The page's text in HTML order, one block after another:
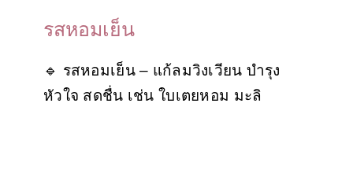
รสหอมเย็น
🔹 รสหอมเย็น – แก้ลมวิงเวียน บำรุง
หัวใจ สดชื่น เช่น ใบเตยหอม มะลิ